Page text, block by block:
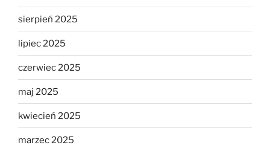
sierpień 2025
lipiec 2025
czerwiec 2025
maj 2025
kwiecień 2025
marzec 2025